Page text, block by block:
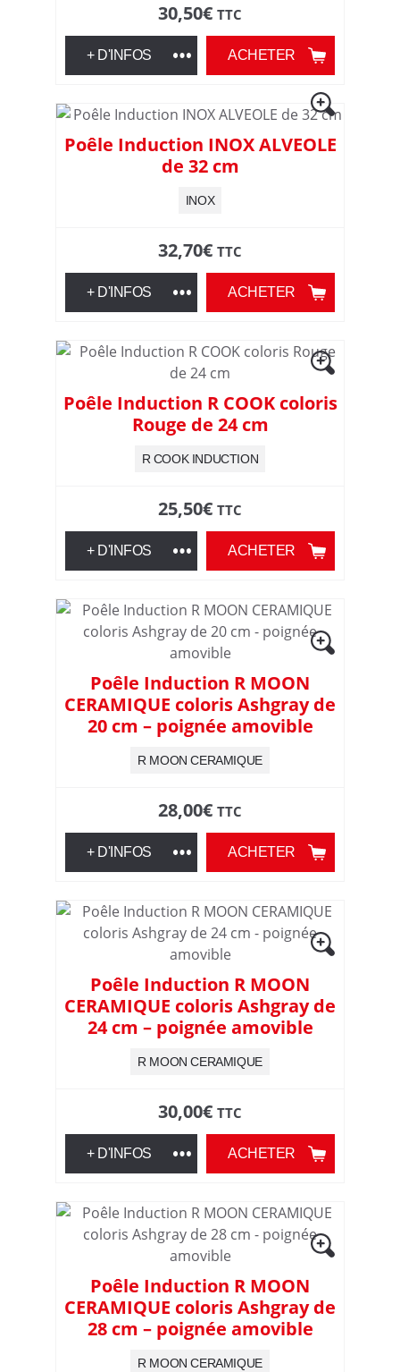
i
s
s
o
p
o
u
t
o
u
s
e
s
f
o
y
e
s
,
d
e
p
u
s
p
l
30,50€ TTC
ACHETER
+ D'INFOS
Poêle Induction INOX ALVEOLE
de 32 cm
INOX
32,70€ TTC
ACHETER
+ D'INFOS
Poêle Induction R COOK coloris
Rouge de 24 cm
R COOK INDUCTION
25,50€ TTC
ACHETER
+ D'INFOS
Poêle Induction R MOON
CERAMIQUE coloris Ashgray de
20 cm – poignée amovible
R MOON CERAMIQUE
28,00€ TTC
ACHETER
+ D'INFOS
Poêle Induction R MOON
CERAMIQUE coloris Ashgray de
24 cm – poignée amovible
R MOON CERAMIQUE
30,00€ TTC
ACHETER
+ D'INFOS
Poêle Induction R MOON
CERAMIQUE coloris Ashgray de
28 cm – poignée amovible
R MOON CERAMIQUE